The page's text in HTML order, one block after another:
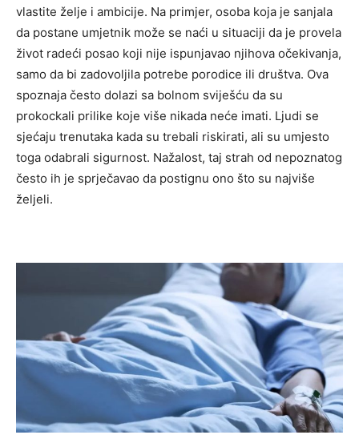
vlastite želje i ambicije. Na primjer, osoba koja je sanjala
da postane umjetnik može se naći u situaciji da je provela
život radeći posao koji nije ispunjavao njihova očekivanja,
samo da bi zadovoljila potrebe porodice ili društva. Ova
spoznaja često dolazi sa bolnom sviješću da su
prokockali prilike koje više nikada neće imati. Ljudi se
sjećaju trenutaka kada su trebali riskirati, ali su umjesto
toga odabrali sigurnost. Nažalost, taj strah od nepoznatog
često ih je sprječavao da postignu ono što su najviše
željeli.